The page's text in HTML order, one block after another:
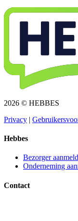
2026 © HEBBES
Privacy​​​​‌ ‍ ​‍​‍‌‍ ‌ ​‍‌‍‍‌‌‍‌ ‌‍‍‌‌‍ ‍​‍​‍​ ‍‍​‍​‍‌ ​ ‌‍​‌‌‍ ‍‌‍‍‌‌ ‌​‌ ‍‌​‍ ‍‌‍‍‌‌‍ ​‍​‍​‍ ​​‍​‍‌‍‍​‌ ​‍‌‍‌‌‌‍‌‍​‍​‍​ ‍‍​‍​‍‌‍‍​‌ ‌​‌ ‌​‌ ​​​ ‍‍​‍ ​‍ ‌‍ ​‌‍ ‌‍​ ‌‍​‌‌‍ ​‌‍‍​‌‍ ‌ ​ ‌ ‌​​ ‍‍​ ​ ​ ​ ​ ​ ​ ​ ​‍ ‌‍‍‌‌‍ ‍‌ ‌​‌‍‌‌‌‍ ‍‌ ‌​​‍ ‌‍‌‌‌‍‌​‌‍‍‌‌ ‌​​‍ ‌‍ ‌‌‍ ‌‍‌​‌‍‌‌​ ‌‌ ​​‌ ​‍‌‍‌‌‌ ​ ‌‍‌‌‌‍ ‍‌ ‌​‌‍​‌‌ ‌​‌‍‍‌‌‍ ‌‍ ‍​ ‍ ‌‍‍‌‌‍‌​​ ‌‌‍‌ ‌‍ ​‌‍ ‌‍​‍‌‍​‌‌‍ ​​ ‍ ‌ ‌​‌ ‍‌‌ ​​‌‍‌‌​ ‌‌‍‌ ‌‍ ​‌‍ ‌‍​‍‌‍​‌‌‍ ​​ ‍ ‌ ​​‌‍​‌‌ ‌​‌‍‍​​ ‌‌‍‌‍‌‍ ‌‍ ‌ ‌​‌‍‌‌‌ ​‍​‍ ‍‌‍ ​‌‍‌‌‌‍‌ ‌‍​‌‌‍ ​​‍‌‌​ ‌‌‌​​‍‌‌ ‌‍‍ ‌‍‌‌‌ ‍‌​‍‌‌​ ​ ‌​‌​​‍‌‌​ ​ ‌​‌​​‍‌‌​ ​‍​ ​‍​ ​‌​ ‍​‌‍‌‌​ ‌‍‌‍‌​‌‍‌‌‌‍‌‌​ ‌‍​ ​ ​ ‍‌​ ‌‌​ ‌​​‍‌‌​ ​‍​ ​‍​‍‌‌​ ‌‌‌​‌​​‍ ‍‌‍ ​‌‍​‌‌‍​‍‌‍‌‌‌‍ ​​ ‌‍​‍‌‍​‌‌ ​ ‌‍‌‌‌‌‌‌‌ ​‍‌‍ ​​ ‌‌‍‍​‌ ‌​‌ ‌​‌ ​​​‍‌‌​ ​ ‌​​‌​‍‌‌​ ​‍‌​‌‍​‍‌‌​ ​‍‌​‌‍‌‍ ​‌‍ ‌‍​ ‌‍​‌‌‍ ​‌‍‍​‌‍ ‌ ​ ‌ ‌​​‍‌‌​ ​ ‌​​‌​ ​ ​ ​ ​ ​ ​ ​ ​‍‌‍‌‍‍‌‌‍‌​​ ‌‌‍‌ ‌‍ ​‌‍ ‌‍​‍‌‍​‌‌‍ ​​‍‌‍‌ ‌​‌ ‍‌‌ ​​‌‍‌‌​ ‌‌‍‌ ‌‍ ​‌‍ ‌‍​‍‌‍​‌‌‍ ​​‍‌‍‌ ​​‌‍​‌‌ ‌​‌‍‍​​ ‌‌‍‌‍‌‍ ‌‍ ‌ ‌​‌‍‌‌‌ ​‍​‍ ‍‌‍ ​‌‍‌‌‌‍‌ ‌‍​‌‌‍ ​​‍‌‌​ ‌‌‌​​‍‌‌ ‌‍‍ ‌‍‌‌‌ ‍‌​‍‌‌​ ​ ‌​‌​​‍‌‌​ ​ ‌​‌​​‍‌‌​ ​‍​ ​‍​ ​‌​ ‍​‌‍‌‌​ ‌‍‌‍‌​‌‍‌‌‌‍‌‌​ ‌‍​ ​ ​ ‍‌​ ‌‌​ ‌​​‍‌‌​ ​‍​ ​‍​‍‌‌​ ‌‌‌​‌​​‍ ‍‌‍ ​‌‍​‌‌‍​‍‌‍‌‌‌‍ ​​‍‌‍‌ ​​‌‍‌‌‌ ​‍‌ ​ ‌ ​​‌‍‌‌‌‍​ ‌ ‌​‌‍‍‌‌ ‌‍‌‍‌‌​ ‌‌ ​​‌ ‌‌‌‍​‍‌‍ ​‌‍‍‌‌ ​ ‌‍‍​‌‍‌‌‌‍‌​​‍​‍‌ ‌ | Gebruikersvoorwaarden​​​​‌
Hebbes
Bezorger aanmelden​​​​‌
Onderneming aanmelden
Contact